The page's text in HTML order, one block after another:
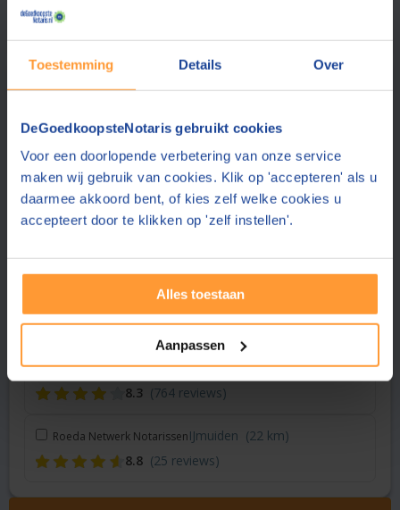
Toestemming Details Over
DeGoedkoopsteNotaris gebruikt cookies
Voor een doorlopende verbetering van onze service
maken wij gebruik van cookies. Klik op 'accepteren' als u
daarmee akkoord bent, of kies zelf welke cookies u
accepteert door te klikken op 'zelf instellen'.
Alles toestaan
Aanpassen
Deze notaris biedt momenteel niet de mogelijkheid online
1 Vergelijk en bespaar
Vraag een offerte aan bij een andere notaris in de buurt
Dudok van Heel NotariaatAmsterdam (3 km)
8.9
(28 reviews)
Notariskantoor Van Ligten Amsterdam
8.0 (401 reviews)
De Boer Advies & NotariaatHoofddorp
8.5 (159 reviews)
Notariskantoor LautenbachHeemskerk (22 km)
8.3 (764 reviews)
Roeda Netwerk NotarissenIJmuiden (22 km)
8.8 (25 reviews)